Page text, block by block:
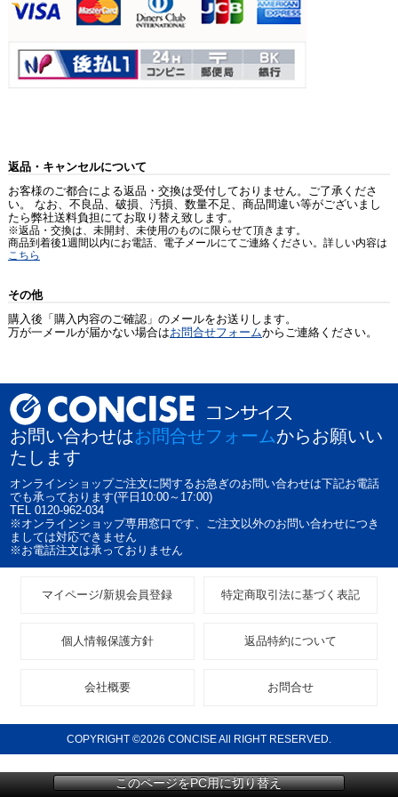
返品・キャンセルについて
お客様のご都合による返品・交換は受付しておりません。ご了承くださ
い。 なお、不良品、破損、汚損、数量不足、商品間違い等がございまし
たら弊社送料負担にてお取り替え致します。
※返品・交換は、未開封、未使用のものに限らせて頂きます。
商品到着後1週間以内にお電話、電子メールにてご連絡ください。詳しい内容は
こちら
その他
購入後「購入内容のご確認」のメールをお送りします。
万が一メールが届かない場合はお問合せフォームからご連絡ください。
お問い合わせはお問合せフォームからお願いい
たします
オンラインショップご注文に関するお急ぎのお問い合わせは下記お電話
でも承っております(平日10:00～17:00)
TEL 0120-962-034
※オンラインショップ専用窓口です、ご注文以外のお問い合わせにつき
ましては対応できません
※お電話注文は承っておりません
マイページ/新規会員登録 特定商取引法に基づく表記
個人情報保護方針 返品特約について
会社概要 お問合せ
COPYRIGHT ©2026 CONCISE All RIGHT RESERVED.
このページをPC用に切り替え